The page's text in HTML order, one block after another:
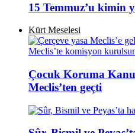
15 Temmuz’u kimin
Kürt Meselesi
Çocuk Koruma
Meclis’ten geçti